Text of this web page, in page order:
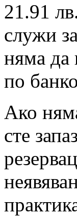
21.91
служи
няма да
по
Ако
сте